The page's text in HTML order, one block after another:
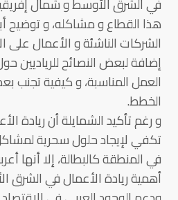
هذا القطاع و مشاكله، و توضيح
الشركات الناشئة و الأعمال على
إضافة لبعض النصائح للرياديين
العمل المناسبة، و كيفية تجنب
الخطط.
و رغم تأكيد الشمايلة أن ريادة
تكفي لإيجاد حلول سحرية
في المنطقة كالبطالة، إلا أنها
أهمية ريادة الأعمال في الشرق